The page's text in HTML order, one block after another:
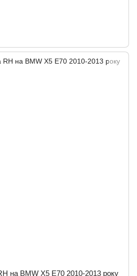
на BMW X5 E70 2010-2013 року